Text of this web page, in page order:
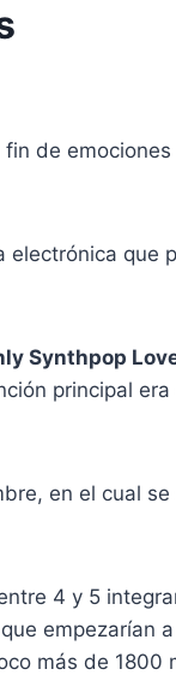
de
que
Synthpop
principal
en el cual
4 y 5
empezarían
más de 1800